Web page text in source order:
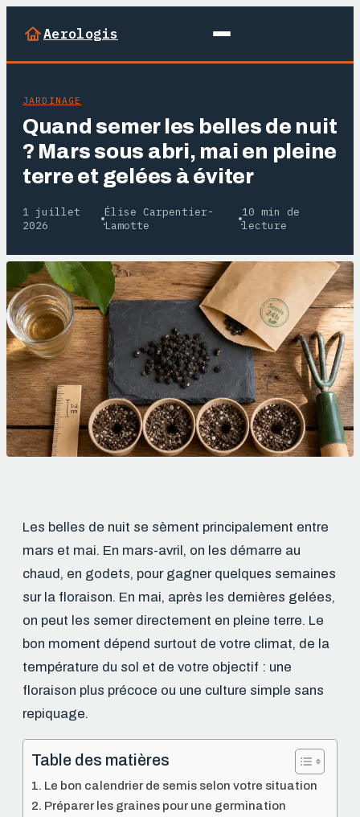
Aerologis
JARDINAGE
Quand semer les belles de nuit
? Mars sous abri, mai en pleine
terre et gelées à éviter
1 juillet
2026
·
Élise Carpentier-
Lamotte
·
10 min de
lecture
Les belles de nuit se sèment principalement entre
mars et mai. En mars-avril, on les démarre au
chaud, en godets, pour gagner quelques semaines
sur la floraison. En mai, après les dernières gelées,
on peut les semer directement en pleine terre. Le
bon moment dépend surtout de votre climat, de la
température du sol et de votre objectif : une
floraison plus précoce ou une culture simple sans
repiquage.
Table des matières
Le bon calendrier de semis selon votre situation
Préparer les graines pour une germination